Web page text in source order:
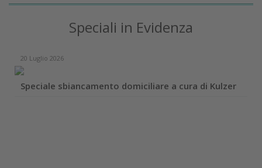
Speciali in Evidenza
20 Luglio 2026
Speciale sbiancamento domiciliare a cura di Kulzer